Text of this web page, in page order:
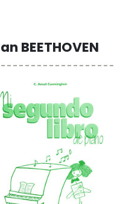
BEETHOVEN